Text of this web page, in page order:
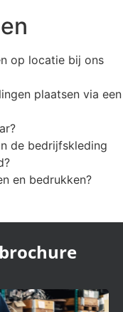
op locatie bij ons
plaatsen via een
de bedrijfskleding
en bedrukken?